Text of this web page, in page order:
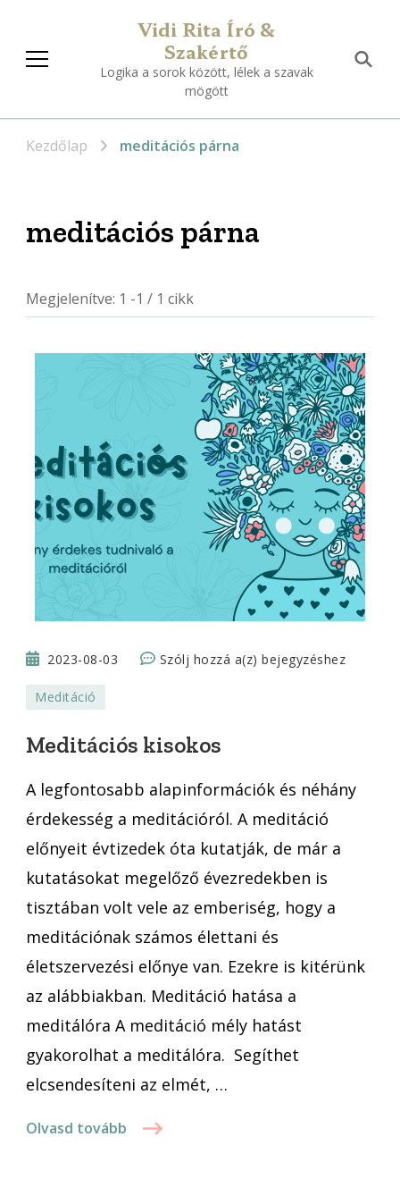
Vidi Rita Író &
Szakértő
Logika a sorok között, lélek a szavak
mögött
Kezdőlap meditációs párna
meditációs párna
Megjelenítve: 1 -1 / 1 cikk
2023-08-03 Szólj hozzá a(z)Meditációs
bejegyzéshez
Meditáció
Meditációs kisokos
A legfontosabb alapinformációk és néhány
érdekesség a meditációról. A meditáció
előnyeit évtizedek óta kutatják, de már a
kutatásokat megelőző évezredekben is
tisztában volt vele az emberiség, hogy a
meditációnak számos élettani és
életszervezési előnye van. Ezekre is kitérünk
az alábbiakban. Meditáció hatása a
meditálóra A meditáció mély hatást
gyakorolhat a meditálóra. Segíthet
elcsendesíteni az elmét, …
Olvasd tovább